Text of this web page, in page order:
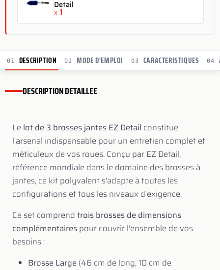
Detail
x 1
01 DESCRIPTION 02 MODE D'EMPLOI 03 CARACTERISTIQUES 04
DESCRIPTION DETAILLEE
Le lot de 3 brosses jantes EZ Detail constitue
l'arsenal indispensable pour un entretien complet et
méticuleux de vos roues. Conçu par EZ Detail,
référence mondiale dans le domaine des brosses à
jantes, ce kit polyvalent s'adapte à toutes les
configurations et tous les niveaux d'exigence.
Ce set comprendtrois brosses de dimensions
complémentairespour couvrir l'ensemble de vos
besoins :
Brosse Large(46 cm de long, 10 cm de